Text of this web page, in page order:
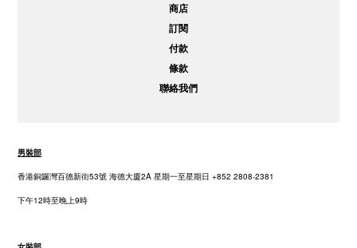
商店
訂閱
付款
條款
聯絡我們
男裝部
香港銅鑼灣百德新街53號 海德大廈2A 星期一至星期日 +852 2808-2381
下午12時至晚上9時